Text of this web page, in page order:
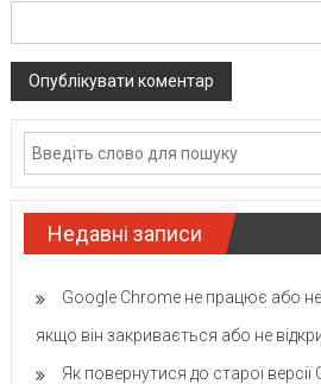
Недавні записи
Google Chrome не працює або не
якщо він закривається або не
Як повернутися до старої